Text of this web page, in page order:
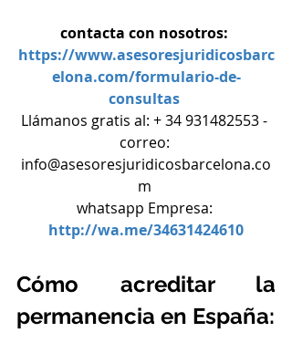
contacta con nosotros:
https://www.asesoresjuridicosbarc
elona.com/formulario-de-
consultas
Llámanos gratis al: + 34 931482553 -
correo:
info@asesoresjuridicosbarcelona.co
m
whatsapp Empresa:
http://wa.me/34631424610
Cómo acreditar la
permanencia en España: